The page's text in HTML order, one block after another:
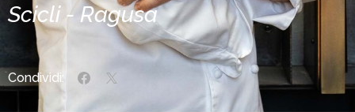
Scicli - Ragusa
Condividi: